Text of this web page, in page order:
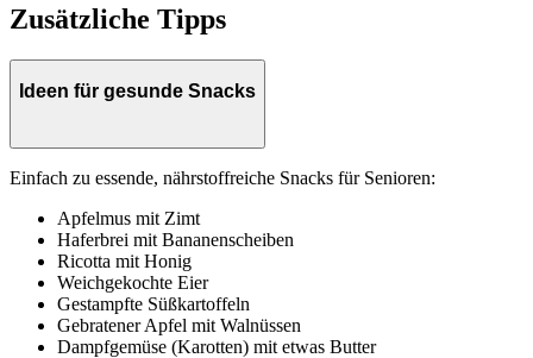
Zusätzliche Tipps
Ideen für gesunde Snacks
Einfach zu essende, nährstoffreiche Snacks für Senioren:
Apfelmus mit Zimt
Haferbrei mit Bananenscheiben
Ricotta mit Honig
Weichgekochte Eier
Gestampfte Süßkartoffeln
Gebratener Apfel mit Walnüssen
Dampfgemüse (Karotten) mit etwas Butter